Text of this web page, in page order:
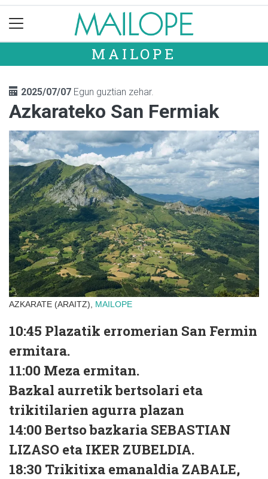
MAILOPE
2025/07/07 Egun guztian zehar.
Azkarateko San Fermiak
AZKARATE (ARAITZ), MAILOPE
10:45 Plazatik erromerian San Fermin
ermitara.
11:00 Meza ermitan.
Bazkal aurretik bertsolari eta
trikitilarien agurra plazan
14:00 Bertso bazkaria SEBASTIAN
LIZASO eta IKER ZUBELDIA.
18:30 Trikitixa emanaldia ZABALE,